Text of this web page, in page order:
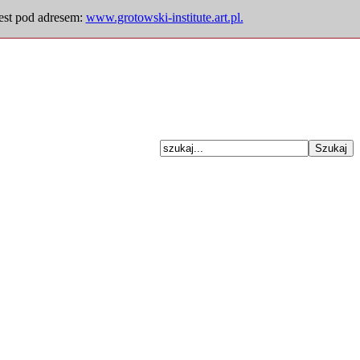
pod adresem: www.grotowski-institute.art.pl.